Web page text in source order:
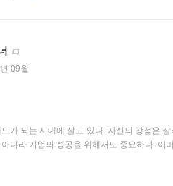
09월
가 되는 시대에 살고 있다. 자신의 강점은
니라 기업의 성공을 위해서도 중요하다. 이